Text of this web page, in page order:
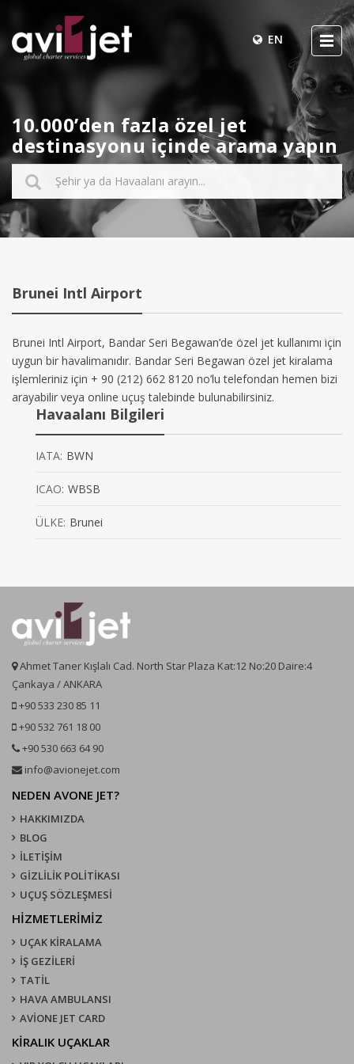
EN
10.000’den fazla özel jet
destinasyonu içinde arama yapın
Brunei Intl Airport
Brunei Intl Airport, Bandar Seri Begawan’de özel jet kullanımı için
uygun bir havalimanıdır. Bandar Seri Begawan özel jet kiralama
işlemleriniz için + 90 (212) 662 8120 no’lu telefondan hemen bizi
arayabilir veya online uçuş talebinde bulunabilirsiniz.
Havaalanı Bilgileri
IATA: BWN
ICAO: WBSB
ÜLKE: Brunei
Ahmet Taner Kışlalı Cad. North Star Plaza Kat:12 No:20 Daire:4
Çankaya / ANKARA
+90 533 230 85 11
+90 532 761 18 00
+90 530 663 64 90
info@avionejet.com
NEDEN AVONE JET?
HAKKIMIZDA
BLOG
İLETİŞİM
GİZLİLİK POLİTİKASI
UÇUŞ SÖZLEŞMESI
HİZMETLERİMİZ
UÇAK KIRALAMA
İŞ GEZİLERİ
TATİL
HAVA AMBULANSI
AVİONE JET CARD
KIRALIK UÇAKLAR